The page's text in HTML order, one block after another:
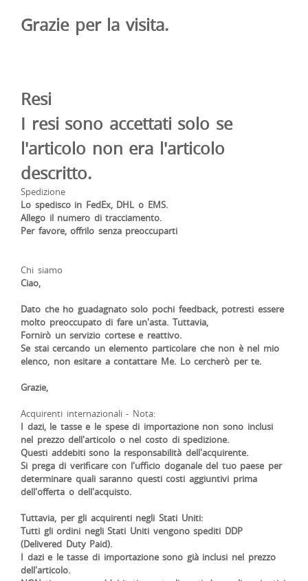
Grazie per la visita.
Resi
I resi sono accettati solo se
l'articolo non era l'articolo
descritto.
Spedizione
Lo spedisco in FedEx, DHL o EMS.
Allego il numero di tracciamento.
Per favore, offrilo senza preoccuparti
Chi siamo
Ciao,
Dato che ho guadagnato solo pochi feedback, potresti essere
molto preoccupato di fare un'asta. Tuttavia,
Fornirò un servizio cortese e reattivo.
Se stai cercando un elemento particolare che non è nel mio
elenco, non esitare a contattare Me. Lo cercherò per te.
Grazie,
Acquirenti internazionali - Nota:
I dazi, le tasse e le spese di importazione non sono inclusi
nel prezzo dell'articolo o nel costo di spedizione.
Questi addebiti sono la responsabilità dell'acquirente.
Si prega di verificare con l'ufficio doganale del tuo paese per
determinare quali saranno questi costi aggiuntivi prima
dell'offerta o dell'acquisto.
Tuttavia, per gli acquirenti negli Stati Uniti:
Tutti gli ordini negli Stati Uniti vengono spediti DDP
(Delivered Duty Paid).
I dazi e le tasse di importazione sono già inclusi nel prezzo
dell'articolo.